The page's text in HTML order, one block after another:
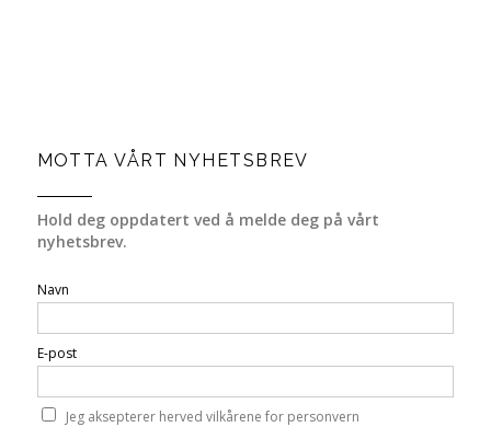
MOTTA VÅRT NYHETSBREV
Hold deg oppdatert ved å melde deg på vårt
nyhetsbrev.
Navn
E-post
Jeg aksepterer herved vilkårene for personvern